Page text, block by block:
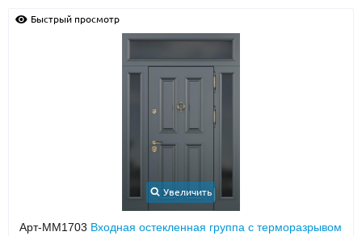
Быстрый просмотр
Увеличить
Арт-ММ1703 Входная остекленная группа с терморазрывом